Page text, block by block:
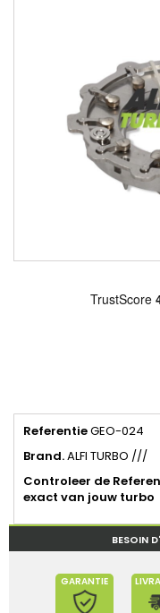
ReferentieGEO-024
Brand.ALFI TURBO ///
Controleer de
exact van jouw turbo
BESOIN
GARANTIE